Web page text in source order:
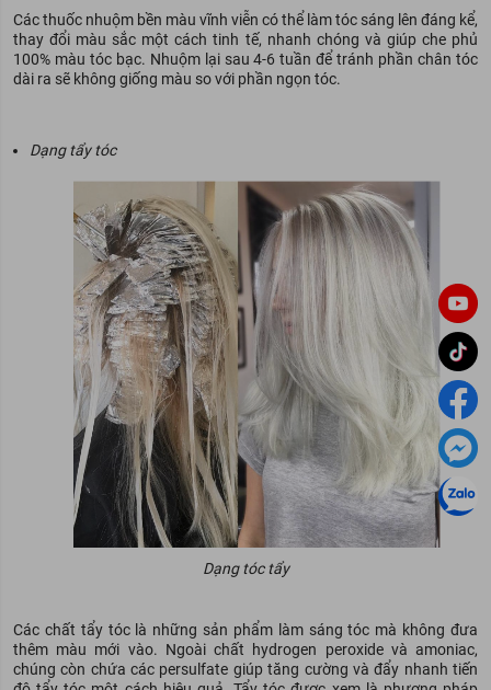
Các thuốc nhuộm bền màu vĩnh viễn có thể làm tóc sáng lên đáng kể,
thay đổi màu sắc một cách tinh tế, nhanh chóng và giúp che phủ
100% màu tóc bạc. Nhuộm lại sau 4-6 tuần để tránh phần chân tóc
dài ra sẽ không giống màu so với phần ngọn tóc.
Dạng tẩy tóc
Dạng tóc tẩy
Các chất tẩy tóc là những sản phẩm làm sáng tóc mà không đưa
thêm màu mới vào. Ngoài chất hydrogen peroxide và amoniac,
chúng còn chứa các persulfate giúp tăng cường và đẩy nhanh tiến